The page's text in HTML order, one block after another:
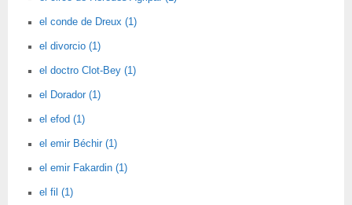
el conde de Dreux (1)
el divorcio (1)
el doctro Clot-Bey (1)
el Dorador (1)
el efod (1)
el emir Béchir (1)
el emir Fakardin (1)
el fil (1)